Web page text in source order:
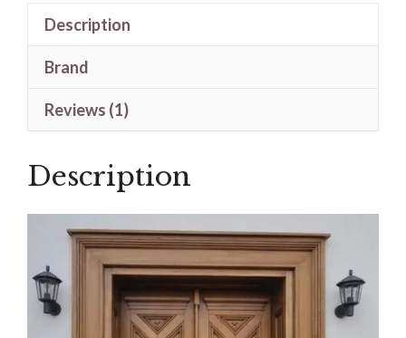
Mewah
Description
Brand
Reviews (1)
Description